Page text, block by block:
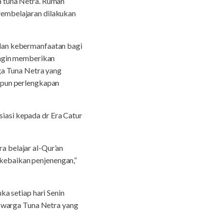
dilakukan
kebermanfaatan bagi
memberikan
Tuna Netra yang
perlengkapan
kepada dr Era Catur
belajar al-Qur’an
penjenengan,”
setiap hari Senin
Tuna Netra yang